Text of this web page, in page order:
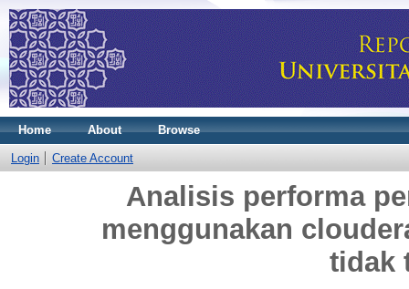
Home About Browse
Login Create Account
Analisis performa
menggunakan
tidak